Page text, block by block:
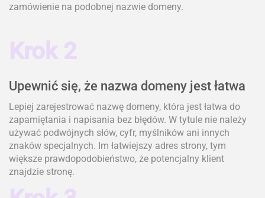
zamówienie na podobnej nazwie domeny.
Krok 2
Upewnić się, że nazwa domeny jest łatwa
Lepiej zarejestrować nazwę domeny, która jest łatwa do
zapamiętania i napisania bez błędów. W tytule nie należy
używać podwójnych słów, cyfr, myślników ani innych
znaków specjalnych. Im łatwiejszy adres strony, tym
większe prawdopodobieństwo, że potencjalny klient
znajdzie stronę.